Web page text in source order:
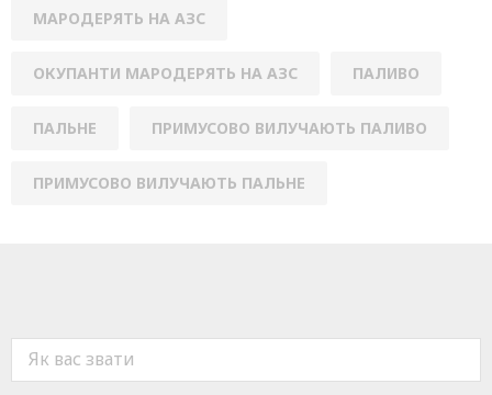
МАРОДЕРЯТЬ НА АЗС
ОКУПАНТИ МАРОДЕРЯТЬ НА АЗС ПАЛИВО
ПАЛЬНЕ ПРИМУСОВО ВИЛУЧАЮТЬ ПАЛИВО
ПРИМУСОВО ВИЛУЧАЮТЬ ПАЛЬНЕ